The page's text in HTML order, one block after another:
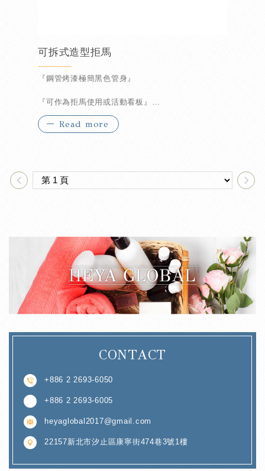
可拆式造型拒馬
『鋼管烤漆極簡黑色管身』
『可作為拒馬使用或活動看板』
『組裝式設計可節省運輸成本』
Read more
CONTACT
+886 2 2693-6050
+886 2 2693-6005
heyaglobal2017@gmail.com
22157新北市汐止區康寧街474巷3號1樓